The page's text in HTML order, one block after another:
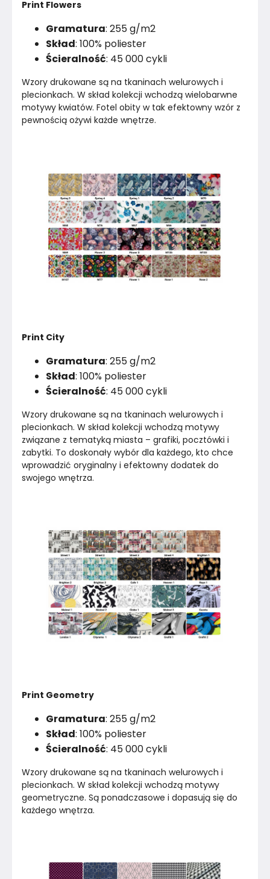
Print Flowers
Gramatura: 255 g/m2
Skład: 100% poliester
Ścieralność: 45 000 cykli
Wzory drukowane są na tkaninach welurowych i
plecionkach. W skład kolekcji wchodzą wielobarwne
motywy kwiatów. Fotel obity w tak efektowny wzór z
pewnością ożywi każde wnętrze.
Print City
Gramatura: 255 g/m2
Skład: 100% poliester
Ścieralność: 45 000 cykli
Wzory drukowane są na tkaninach welurowych i
plecionkach. W skład kolekcji wchodzą motywy
związane z tematyką miasta – grafiki, pocztówki i
zabytki. To doskonały wybór dla każdego, kto chce
wprowadzić oryginalny i efektowny dodatek do
swojego wnętrza.
Print Geometry
Gramatura: 255 g/m2
Skład: 100% poliester
Ścieralność: 45 000 cykli
Wzory drukowane są na tkaninach welurowych i
plecionkach. W skład kolekcji wchodzą motywy
geometryczne. Są ponadczasowe i dopasują się do
każdego wnętrza.